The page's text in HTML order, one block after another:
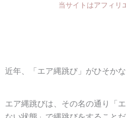
当サイトはアフィリ
近年、「エア縄跳び 」がひそか
エア縄跳びは、その名の通り「